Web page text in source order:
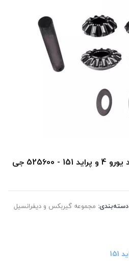
ست کامل دیشلی تیبا پراید یورو 4 و پراید 151 - 525600 جی
دسته‌بندی: مجموعه گیربکس و دیفرانسیل